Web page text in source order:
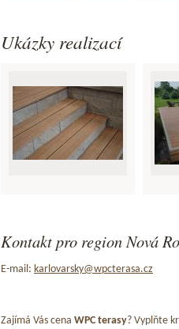
Ukázky realizací
Kontakt pro region Nová
E-mail: karlovarsky@wpcterasa.cz
Zajímá Vás cena WPC terasy? Vyplňte